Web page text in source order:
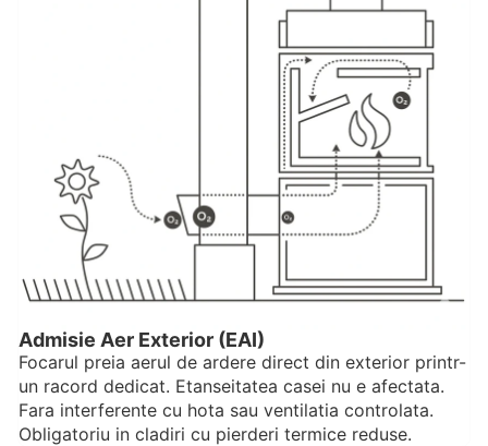
Admisie Aer Exterior (EAI)
Focarul preia aerul de ardere direct din exterior printr-
un racord dedicat. Etanseitatea casei nu e afectata.
Fara interferente cu hota sau ventilatia controlata.
Obligatoriu in cladiri cu pierderi termice reduse.